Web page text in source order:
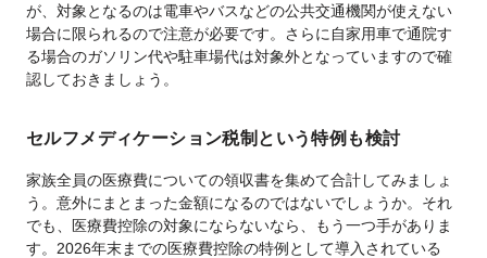
が、対象となるのは電車やバスなどの公共交通機関が使えない
場合に限られるので注意が必要です。さらに自家用車で通院す
る場合のガソリン代や駐車場代は対象外となっていますので確
認しておきましょう。
セルフメディケーション税制という特例も検討
家族全員の医療費についての領収書を集めて合計してみましょ
う。意外にまとまった金額になるのではないでしょうか。それ
でも、医療費控除の対象にならないなら、もう一つ手がありま
す。2026年末までの医療費控除の特例として導入されている